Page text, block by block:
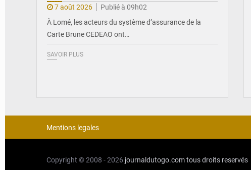
7 août 2026
Publié à 09h02
À Lomé, les acteurs du système d’assurance de la
Carte Brune CEDEAO ont…
SAVOIR PLUS
Mentions legales
Copyright © 2008 - 2026 journaldutogo.comtous droits reservés